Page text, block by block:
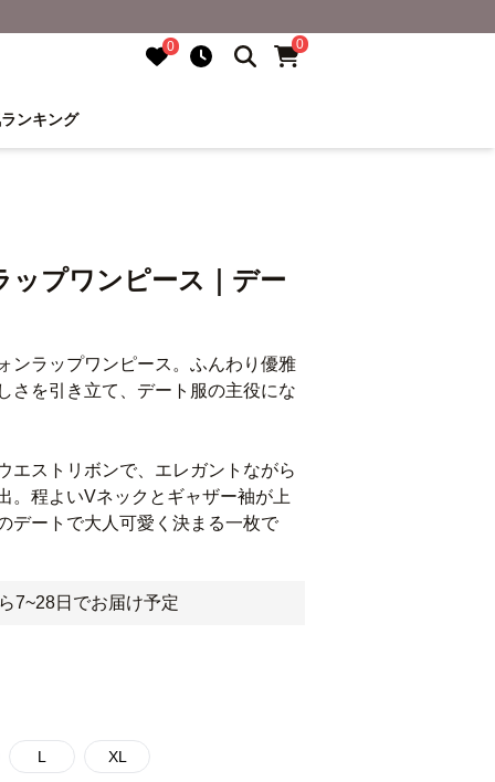
0 0
ランキング
ップワンピース｜デー
ンラップワンピース。ふんわり優雅
さを引き立て、デート服の主役にな
エストリボンで、エレガントながら
。程よいVネックとギャザー袖が上
デートで大人可愛く決まる一枚で
7~28日でお届け予定
L XL